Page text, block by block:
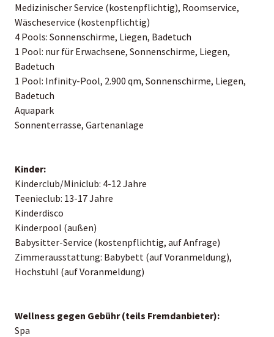
Medizinischer Service (kostenpflichtig), Roomservice,
Wäscheservice (kostenpflichtig)
4 Pools: Sonnenschirme, Liegen, Badetuch
1 Pool: nur für Erwachsene, Sonnenschirme, Liegen,
Badetuch
1 Pool: Infinity-Pool, 2.900 qm, Sonnenschirme, Liegen,
Badetuch
Aquapark
Sonnenterrasse, Gartenanlage
Kinder:
Kinderclub/Miniclub: 4-12 Jahre
Teenieclub: 13-17 Jahre
Kinderdisco
Kinderpool (außen)
Babysitter-Service (kostenpflichtig, auf Anfrage)
Zimmerausstattung: Babybett (auf Voranmeldung),
Hochstuhl (auf Voranmeldung)
Wellness gegen Gebühr (teils Fremdanbieter):
Spa